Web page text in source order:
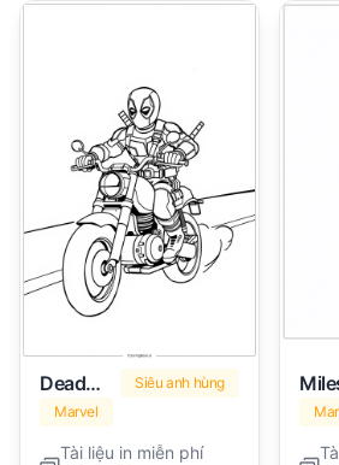
Deadpool
Siêu anh hùng
Marvel
Tài liệu in miễn phí